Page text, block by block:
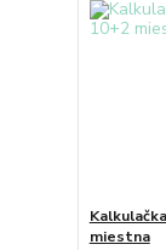
miestna